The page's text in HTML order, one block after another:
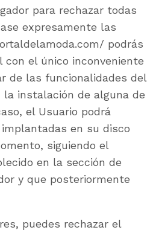
para rechazar todas
expresamente las
podrás
con el único inconveniente
de las funcionalidades del
la instalación de alguna de
el Usuario podrá
en su disco
siguiendo el
en la sección de
y que posteriormente
puedes rechazar el